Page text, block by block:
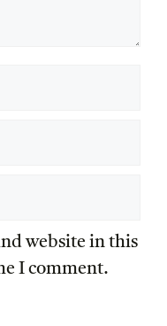
website in this
I comment.